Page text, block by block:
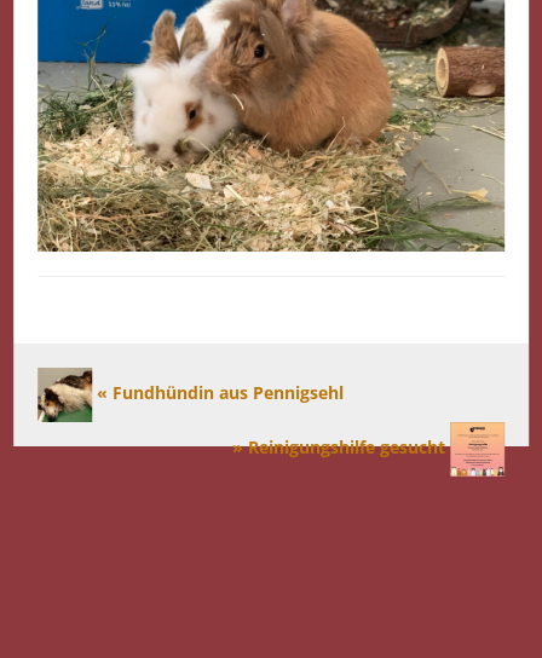
« Fundhündin aus Pennigsehl
» Reinigungshilfe gesucht